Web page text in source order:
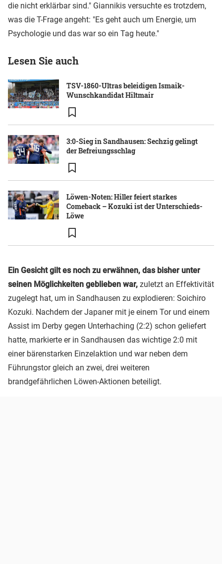
die nicht erklärbar sind." Giannikis versuchte es trotzdem,
was die T-Frage angeht: "Es geht auch um Energie, um
Psychologie und das war so ein Tag heute."
Lesen Sie auch
TSV-1860-Ultras beleidigen Ismaik-
Wunschkandidat Hiltmair
3:0-Sieg in Sandhausen: Sechzig gelingt
der Befreiungsschlag
Löwen-Noten: Hiller feiert starkes
Comeback – Kozuki ist der Unterschieds-
Löwe
Ein Gesicht gilt es noch zu erwähnen, das bisher unter
seinen Möglichkeiten geblieben war, zuletzt an Effektivität
zugelegt hat, um in Sandhausen zu explodieren: Soichiro
Kozuki. Nachdem der Japaner mit je einem Tor und einem
Assist im Derby gegen Unterhaching (2:2) schon geliefert
hatte, markierte er in Sandhausen das wichtige 2:0 mit
einer bärenstarken Einzelaktion und war neben dem
Führungstor gleich an zwei, drei weiteren
brandgefährlichen Löwen-Aktionen beteiligt.